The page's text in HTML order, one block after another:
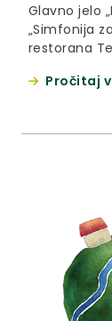
Glavno jelo
„Simfonija
restorana
Pročitaj